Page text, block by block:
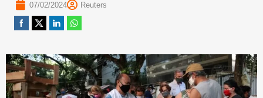
07/02/2024 Reuters